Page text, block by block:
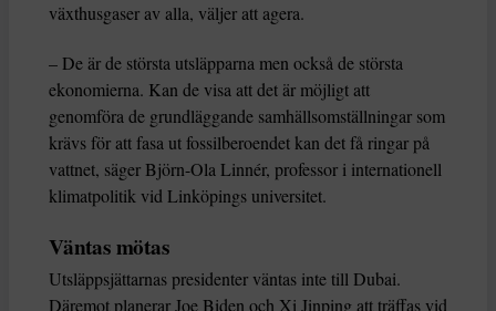
växthusgaser av alla, väljer att agera.
– De är de största utsläpparna men också de största
ekonomierna. Kan de visa att det är möjligt att
genomföra de grundläggande samhällsomställningar som
krävs för att fasa ut fossilberoendet kan det få ringar på
vattnet, säger Björn-Ola Linnér, professor i internationell
klimatpolitik vid Linköpings universitet.
Väntas mötas
Utsläppsjättarnas presidenter väntas inte till Dubai.
Däremot planerar Joe Biden och Xi Jinping att träffas vid